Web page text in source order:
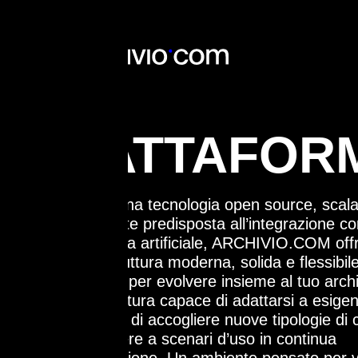
Grazie a una tecnologia open source,
nativamente predisposta all’integrazione
l’intelligenza artificiale, ARCHIVIO.COM
un’infrastruttura moderna, solida e
progettata per evolvere insieme al tuo
Un’architettura capace di adattarsi a
specifiche, di accogliere nuove tipologie di
di rispondere a scenari d’uso in continua
Grazie a una tecnologia open source,
nativamente predisposta all’integrazione
l’intelligenza artificiale, ARCHIVIO.COM
un’infrastruttura moderna, solida e
progettata per evolvere insieme al tuo
Un’architettura capace di adattarsi a
specifiche, di accogliere nuove tipologie di
di rispondere a scenari d’uso in continua